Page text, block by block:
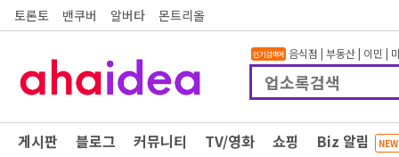
토론토 밴쿠버 알버타 몬트리올
인기검색어 음식점 | 부동산| 이민 |
게시판 블로그 커뮤니티 TV/영화 쇼핑 Biz 알림 NEW